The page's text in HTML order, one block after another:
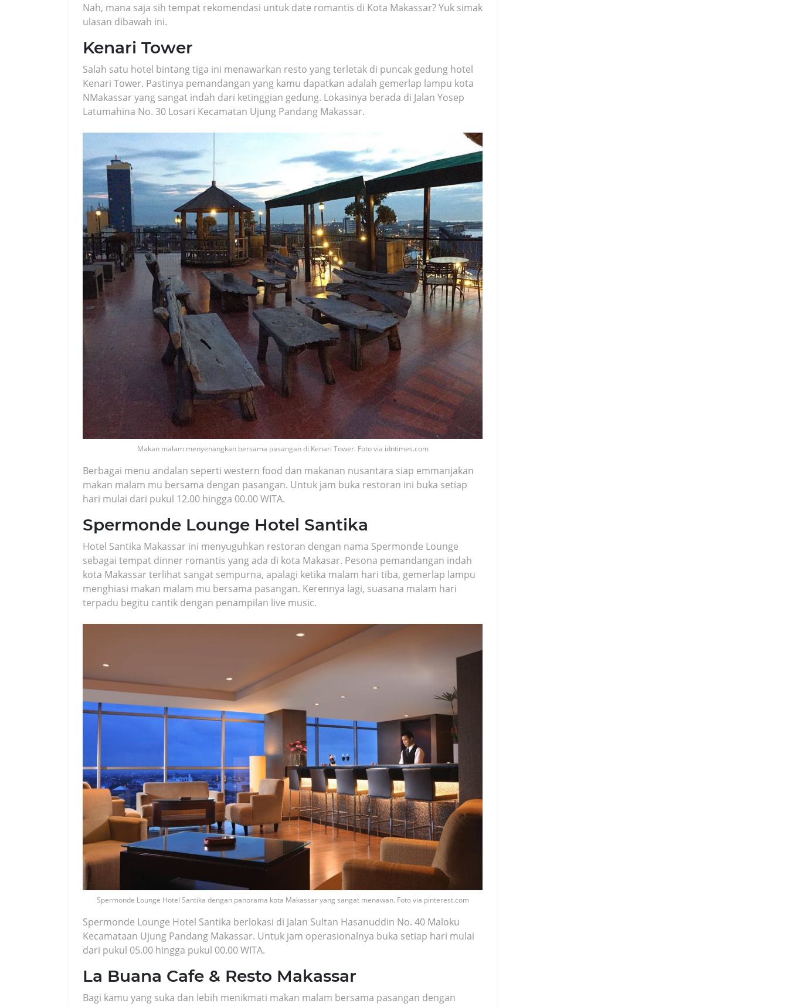
Nah, mana saja sih tempat rekomendasi untuk date romantis di Kota Makassar? Yuk simak
ulasan dibawah ini.
Kenari Tower
Salah satu hotel bintang tiga ini menawarkan resto yang terletak di puncak gedung hotel
Kenari Tower. Pastinya pemandangan yang kamu dapatkan adalah gemerlap lampu kota
NMakassar yang sangat indah dari ketinggian gedung. Lokasinya berada di Jalan Yosep
Latumahina No. 30 Losari Kecamatan Ujung Pandang Makassar.
Makan malam menyenangkan bersama pasangan di Kenari Tower. Foto via idntimes.com
Berbagai menu andalan seperti western food dan makanan nusantara siap emmanjakan
makan malam mu bersama dengan pasangan. Untuk jam buka restoran ini buka setiap
hari mulai dari pukul 12.00 hingga 00.00 WITA.
Spermonde Lounge Hotel Santika
Hotel Santika Makassar ini menyuguhkan restoran dengan nama Spermonde Lounge
sebagai tempat dinner romantis yang ada di kota Makasar. Pesona pemandangan indah
kota Makassar terlihat sangat sempurna, apalagi ketika malam hari tiba, gemerlap lampu
menghiasi makan malam mu bersama pasangan. Kerennya lagi, suasana malam hari
terpadu begitu cantik dengan penampilan live music.
Spermonde Lounge Hotel Santika dengan panorama kota Makassar yang sangat menawan. Foto via pinterest.com
Spermonde Lounge Hotel Santika berlokasi di Jalan Sultan Hasanuddin No. 40 Maloku
Kecamataan Ujung Pandang Makassar. Untuk jam operasionalnya buka setiap hari mulai
dari pukul 05.00 hingga pukul 00.00 WITA.
La Buana Cafe & Resto Makassar
Bagi kamu yang suka dan lebih menikmati makan malam bersama pasangan dengan